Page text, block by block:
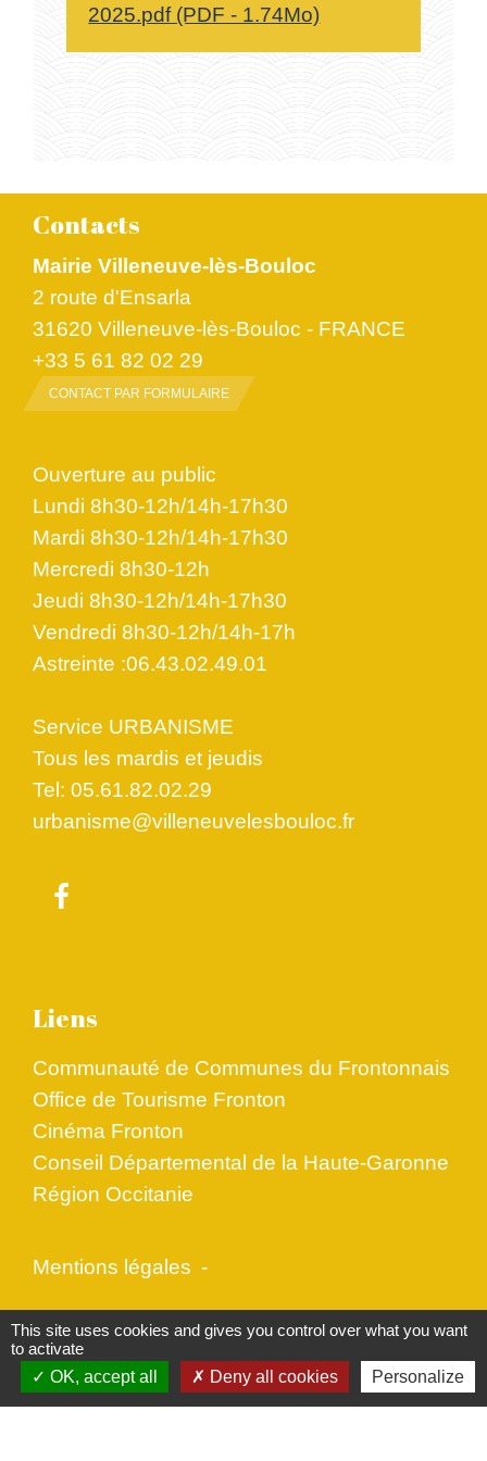
2025.pdf (PDF - 1.74Mo)
Contacts
Mairie Villeneuve-lès-Bouloc
2 route d'Ensarla
31620 Villeneuve-lès-Bouloc - FRANCE
+33 5 61 82 02 29
CONTACT PAR FORMULAIRE
Ouverture au public
Lundi 8h30-12h/14h-17h30
Mardi 8h30-12h/14h-17h30
Mercredi 8h30-12h
Jeudi 8h30-12h/14h-17h30
Vendredi 8h30-12h/14h-17h
Astreinte :06.43.02.49.01
Service URBANISME
Tous les mardis et jeudis
Tel: 05.61.82.02.29
urbanisme@villeneuvelesbouloc.fr
Liens
Communauté de Communes du Frontonnais
Office de Tourisme Fronton
Cinéma Fronton
Conseil Départemental de la Haute-Garonne
Région Occitanie
Mentions légales -
Politique de confidentialité - Accessibilité -
Plan du site - Gestion des cookies
This site uses cookies and gives you control over what you want
to activate
OK, accept all
Deny all cookies Personalize